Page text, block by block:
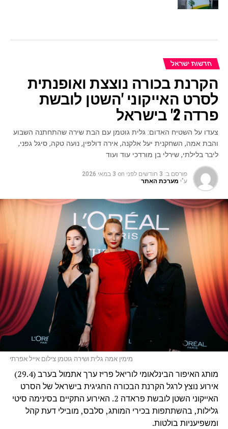
חדשות ישראל
הקרנת בכורה נוצצת ואופנתית
לסרט האייקוני 'השטן לובשת
פרדה 2' בישראל
צעדו על השטיח האדום: גלית גוטמן עם הבת שירה שהתחתנה השבוע
והבת אמה, השחקנית יעל אלקנה, אירה דולפין, נועה טקה, סיגל גפני,
ליבר בלילתי, שירלי בן מורדכי עוד ועוד
פורסם ב: 3 חודשים לפני on 3 במאי 2026
ע"י מערכת האתר
מימין אמה גלית ושירה גוטמן צילום אייל אפרתי
מותג האיפור הבינלאומי לוריאל פריז ערך אתמול בערב (29.4)
אירוע נוצץ לרגל הקרנת הבכורה החגיגית בישראל של הסרט
האייקוני השטן לובשת פראדה 2. האירוע התקיים בסינימה סיטי
גלילות, בהשתתפות בכירי המותג, סלבס, מובילי דעת קהל
ומשפיעניות בולטות.